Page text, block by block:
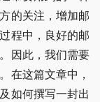
的关注，增加邮
程中，良好的邮
因此，我们需要
在这篇文章中，
如何撰写一封出